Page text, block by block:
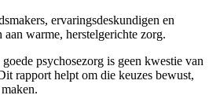
ervaringsdeskundigen en
warme, herstelgerichte zorg.
goede psychosezorg is geen kwestie van
rapport helpt om die keuzes bewust,